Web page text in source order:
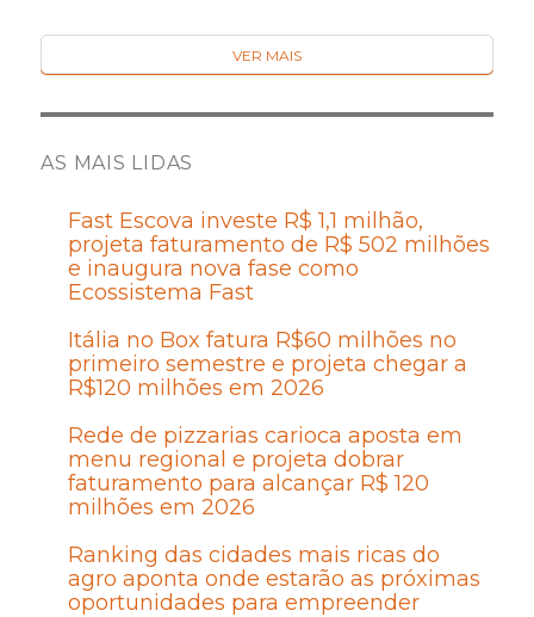
VER MAIS
AS MAIS LIDAS
Fast Escova investe R$ 1,1 milhão,
projeta faturamento de R$ 502 milhões
e inaugura nova fase como
Ecossistema Fast
Itália no Box fatura R$60 milhões no
primeiro semestre e projeta chegar a
R$120 milhões em 2026
Rede de pizzarias carioca aposta em
menu regional e projeta dobrar
faturamento para alcançar R$ 120
milhões em 2026
Ranking das cidades mais ricas do
agro aponta onde estarão as próximas
oportunidades para empreender